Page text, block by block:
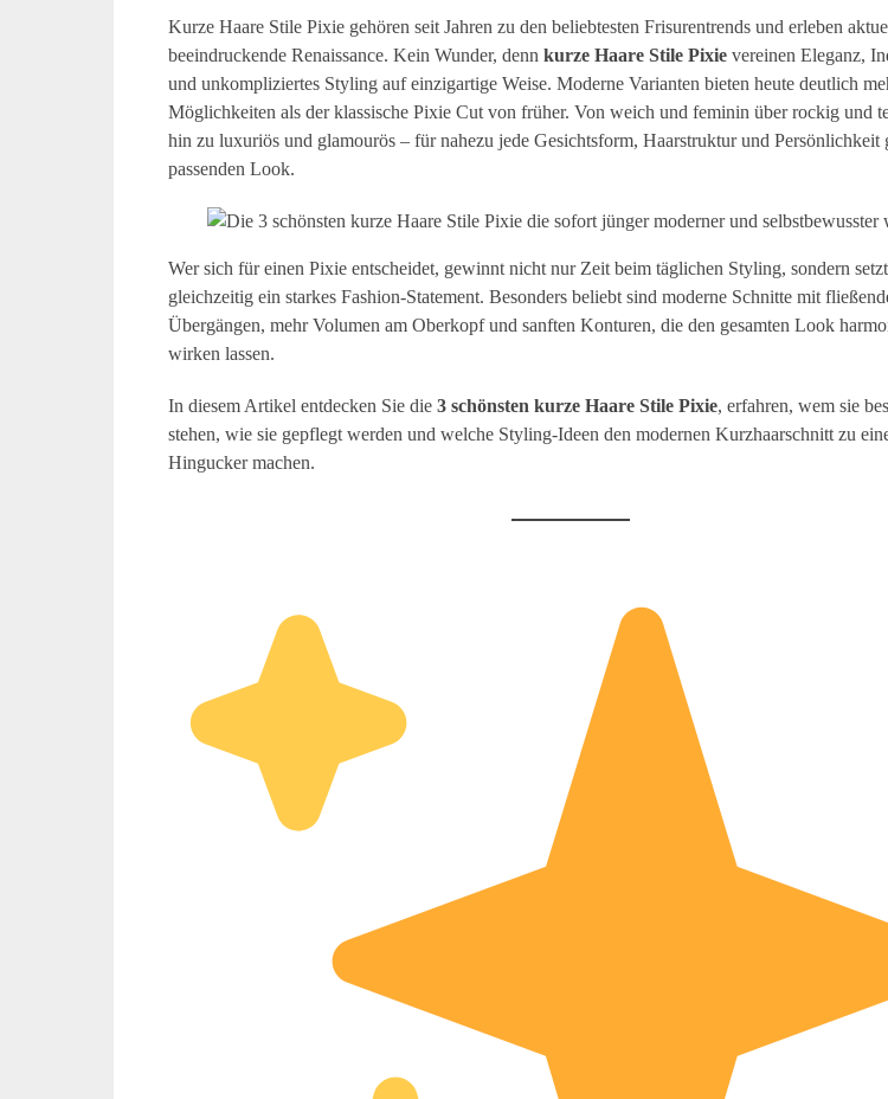
Kurze Haare Stile Pixie gehören seit Jahren zu den beliebtesten Frisurentrends und erleben
beeindruckende Renaissance. Kein Wunder, denn kurze Haare Stile Pixie vereinen Eleganz,
und unkompliziertes Styling auf einzigartige Weise. Moderne Varianten bieten heute deutlich
Möglichkeiten als der klassische Pixie Cut von früher. Von weich und feminin über rockig und
hin zu luxuriös und glamourös – für nahezu jede Gesichtsform, Haarstruktur und Persönlichkeit
passenden Look.
Wer sich für einen Pixie entscheidet, gewinnt nicht nur Zeit beim täglichen Styling, sondern setzt
gleichzeitig ein starkes Fashion-Statement. Besonders beliebt sind moderne Schnitte mit
Übergängen, mehr Volumen am Oberkopf und sanften Konturen, die den gesamten Look
wirken lassen.
In diesem Artikel entdecken Sie die 3 schönsten kurze Haare Stile Pixie, erfahren, wem sie
stehen, wie sie gepflegt werden und welche Styling-Ideen den modernen Kurzhaarschnitt zu
Hingucker machen.